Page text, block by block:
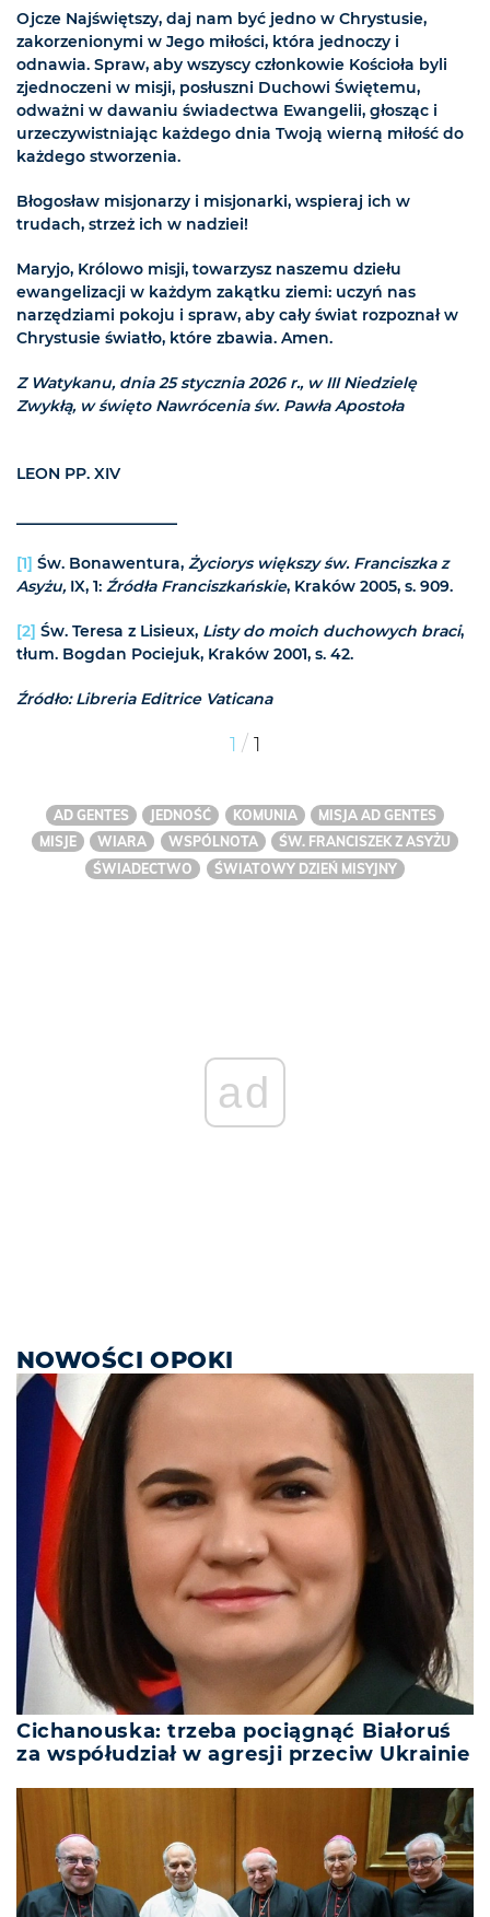
Ojcze Najświętszy, daj nam być jedno w Chrystusie,
zakorzenionymi w Jego miłości, która jednoczy i
odnawia. Spraw, aby wszyscy członkowie Kościoła byli
zjednoczeni w misji, posłuszni Duchowi Świętemu,
odważni w dawaniu świadectwa Ewangelii, głosząc i
urzeczywistniając każdego dnia Twoją wierną miłość do
każdego stworzenia.
Błogosław misjonarzy i misjonarki, wspieraj ich w
trudach, strzeż ich w nadziei!
Maryjo, Królowo misji, towarzysz naszemu dziełu
ewangelizacji w każdym zakątku ziemi: uczyń nas
narzędziami pokoju i spraw, aby cały świat rozpoznał w
Chrystusie światło, które zbawia. Amen.
Z Watykanu, dnia 25 stycznia 2026 r., w III Niedzielę
Zwykłą, w święto Nawrócenia św. Pawła Apostoła
LEON PP. XIV
_____________________
[1] Św. Bonawentura, Życiorys większy św. Franciszka z
Asyżu,IX, 1: Źródła Franciszkańskie, Kraków 2005, s. 909.
[2] Św. Teresa z Lisieux, Listy do moich duchowych braci,
tłum. Bogdan Pociejuk, Kraków 2001, s. 42.
Źródło: Libreria Editrice Vaticana
1 / 1
AD GENTES JEDNOŚĆ KOMUNIA
MISJA AD GENTES
MISJE
WIARA WSPÓLNOTA
ŚW. FRANCISZEK Z ASYŻU
ŚWIADECTWO
ŚWIATOWY DZIEŃ MISYJNY
ad
NOWOŚCI OPOKI
Cichanouska: trzeba pociągnąć Białoruś
za współudział w agresji przeciw Ukrainie